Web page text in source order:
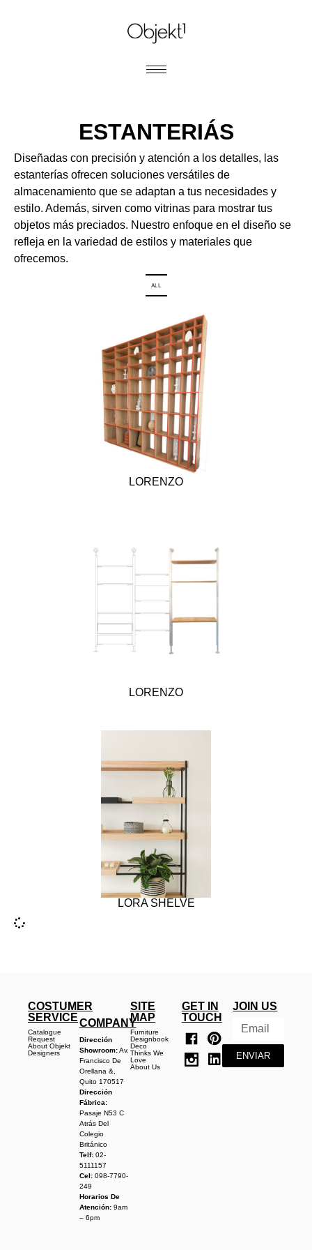
ESTANTERIÁS
Diseñadas con precisión y atención a los detalles, las
estanterías ofrecen soluciones versátiles de
almacenamiento que se adaptan a tus necesidades y
estilo. Además, sirven como vitrinas para mostrar tus
objetos más preciados. Nuestro enfoque en el diseño se
refleja en la variedad de estilos y materiales que
ofrecemos.
ALL
LORENZO
LORENZO
LORA SHELVE
COSTUMER
SERVICE
Catalogue
Request
About Objekt
Designers
COMPANY
Dirección
Showroom:Av.
Francisco De
Orellana &,
Quito 170517
Dirección
Fábrica:
Pasaje N53 C
Atrás Del
Colegio
Británico
Telf:02-
5111157
Cel:098-7790-
249
Horarios De
Atención: 9am
– 6pm
SITE
MAP
Furniture
Designbook
Deco
Thinks We
Love
About Us
GET IN
TOUCH
JOIN US
ENVIAR